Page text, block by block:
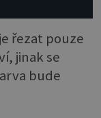
řezat pouze
jinak se
bude